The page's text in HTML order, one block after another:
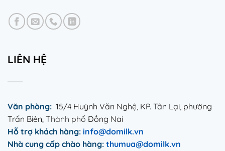
LIÊN HỆ
Văn phòng: 15/4 Huỳnh Văn Nghệ, KP. Tân Lại, phường
Trấn Biên, Thành phố Đồng Nai
Hỗ trợ khách hàng: info@domilk.vn
Nhà cung cấp chào hàng: thumua@domilk.vn